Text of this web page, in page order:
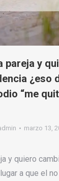
pareja y
¿eso
“me
marzo 13,
y quiero
a que el